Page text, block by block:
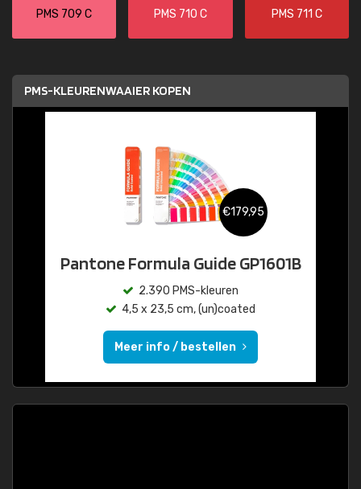
PMS 709 C PMS 710 C PMS 711 C
PMS-KLEURENWAAIER KOPEN
€179,95
Pantone Formula Guide GP1601B
2.390 PMS-kleuren
4,5 x 23,5 cm, (un)coated
Meer info / bestellen